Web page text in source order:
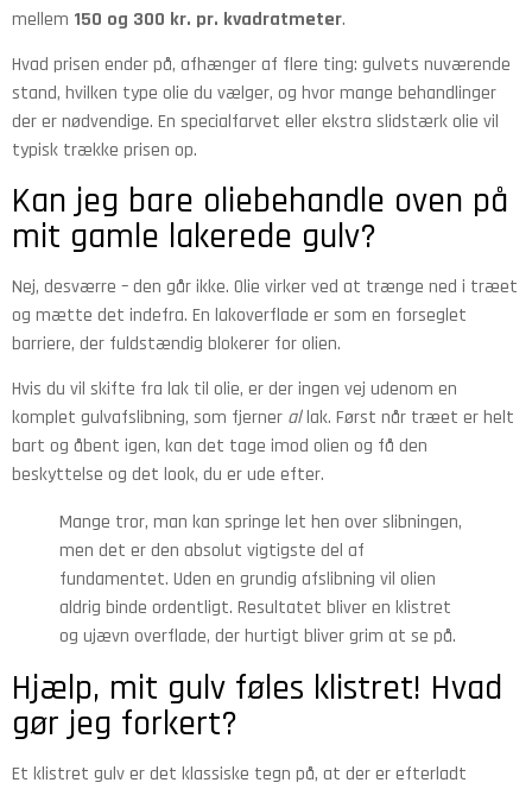
mellem 150 og 300 kr. pr. kvadratmeter.
Hvad prisen ender på, afhænger af flere ting: gulvets nuværende
stand, hvilken type olie du vælger, og hvor mange behandlinger
der er nødvendige. En specialfarvet eller ekstra slidstærk olie vil
typisk trække prisen op.
Kan jeg bare oliebehandle oven på
mit gamle lakerede gulv?
Nej, desværre – den går ikke. Olie virker ved at trænge ned i træet
og mætte det indefra. En lakoverflade er som en forseglet
barriere, der fuldstændig blokerer for olien.
Hvis du vil skifte fra lak til olie, er der ingen vej udenom en
komplet gulvafslibning, som fjerner allak. Først når træet er helt
bart og åbent igen, kan det tage imod olien og få den
beskyttelse og det look, du er ude efter.
Mange tror, man kan springe let hen over slibningen,
men det er den absolut vigtigste del af
fundamentet. Uden en grundig afslibning vil olien
aldrig binde ordentligt. Resultatet bliver en klistret
og ujævn overflade, der hurtigt bliver grim at se på.
Hjælp, mit gulv føles klistret! Hvad
gør jeg forkert?
Et klistret gulv er det klassiske tegn på, at der er efterladt